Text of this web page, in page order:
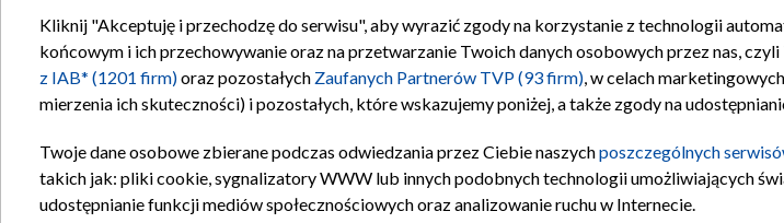
Regulamin TVP Polityka prywatności Moje
Kliknij "Akceptuję i przechodzę do serwisu", aby wyrazić zgody na korzystanie z technologii
końcowym i ich przechowywanie oraz na przetwarzanie Twoich danych osobowych przez nas,
z IAB* (1201 firm)oraz pozostałych Zaufanych Partnerów TVP (93 firm), w celach
mierzenia ich skuteczności) i pozostałych, które wskazujemy poniżej, a także zgody na
Twoje dane osobowe zbierane podczas odwiedzania przez Ciebie naszychposzczególnych
takich jak: pliki cookie, sygnalizatory WWW lub innych podobnych technologii umożliwiających
udostępnianie funkcji mediów społecznościowych oraz analizowanie ruchu w Internecie.